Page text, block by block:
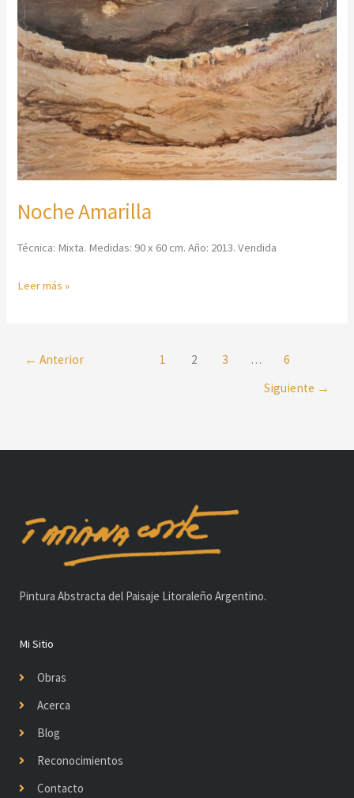
Noche Amarilla
Técnica: Mixta. Medidas: 90 x 60 cm. Año: 2013. Vendida
Leer más »
← Anterior 1 2 3 …
6
Siguiente →
Pintura Abstracta del Paisaje Litoraleño Argentino.
Mi Sitio
Obras
Acerca
Blog
Reconocimientos
Contacto